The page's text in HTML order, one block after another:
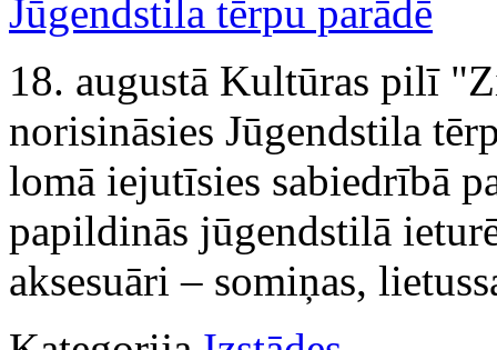
18. augustā Kultūras pilī
norisināsies Jūgendstila
lomā iejutīsies sabiedrībā
papildinās jūgendstilā
aksesuāri – somiņas,